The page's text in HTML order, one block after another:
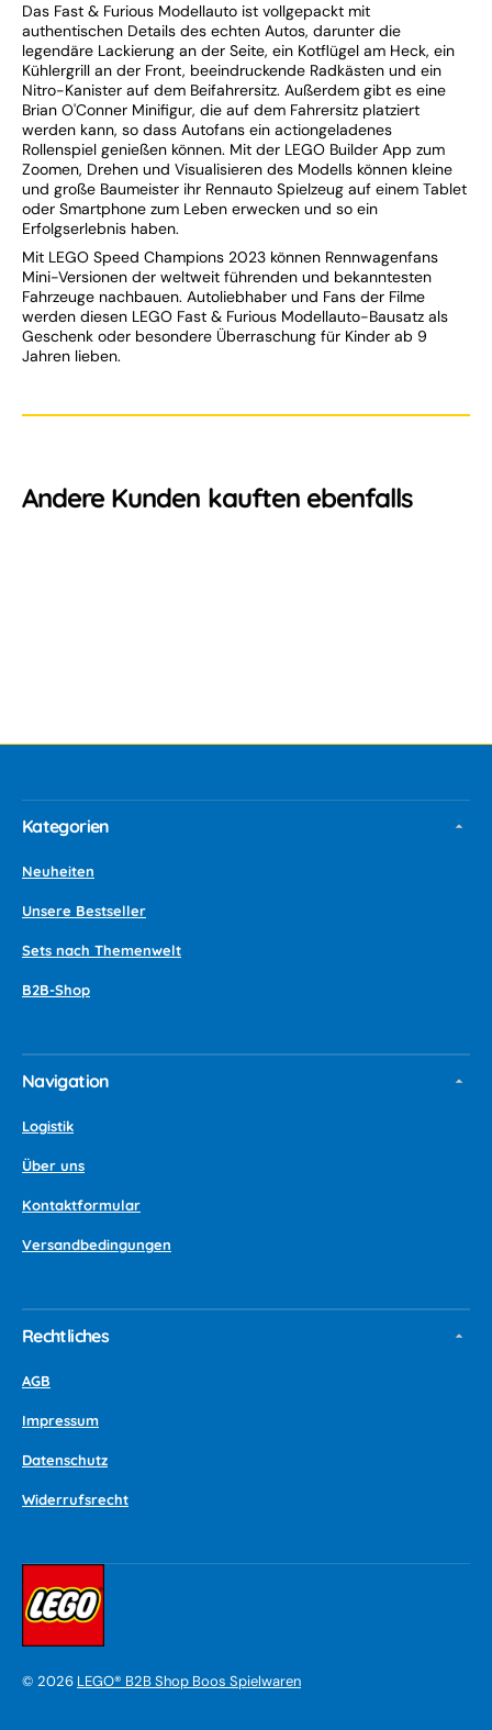
Das Fast & Furious Modellauto ist vollgepackt mit
authentischen Details des echten Autos, darunter die
legendäre Lackierung an der Seite, ein Kotflügel am Heck, ein
Kühlergrill an der Front, beeindruckende Radkästen und ein
Nitro-Kanister auf dem Beifahrersitz. Außerdem gibt es eine
Brian O'Conner Minifigur, die auf dem Fahrersitz platziert
werden kann, so dass Autofans ein actiongeladenes
Rollenspiel genießen können. Mit der LEGO Builder App zum
Zoomen, Drehen und Visualisieren des Modells können kleine
und große Baumeister ihr Rennauto Spielzeug auf einem Tablet
oder Smartphone zum Leben erwecken und so ein
Erfolgserlebnis haben.
Mit LEGO Speed Champions 2023 können Rennwagenfans
Mini-Versionen der weltweit führenden und bekanntesten
Fahrzeuge nachbauen. Autoliebhaber und Fans der Filme
werden diesen LEGO Fast & Furious Modellauto-Bausatz als
Geschenk oder besondere Überraschung für Kinder ab 9
Jahren lieben.
Andere Kunden kauften ebenfalls
Kategorien
Neuheiten
Unsere Bestseller
Sets nach Themenwelt
B2B-Shop
Navigation
Logistik
Über uns
Kontaktformular
Versandbedingungen
Rechtliches
AGB
Impressum
Datenschutz
Widerrufsrecht
© 2026 LEGO® B2B Shop Boos Spielwaren